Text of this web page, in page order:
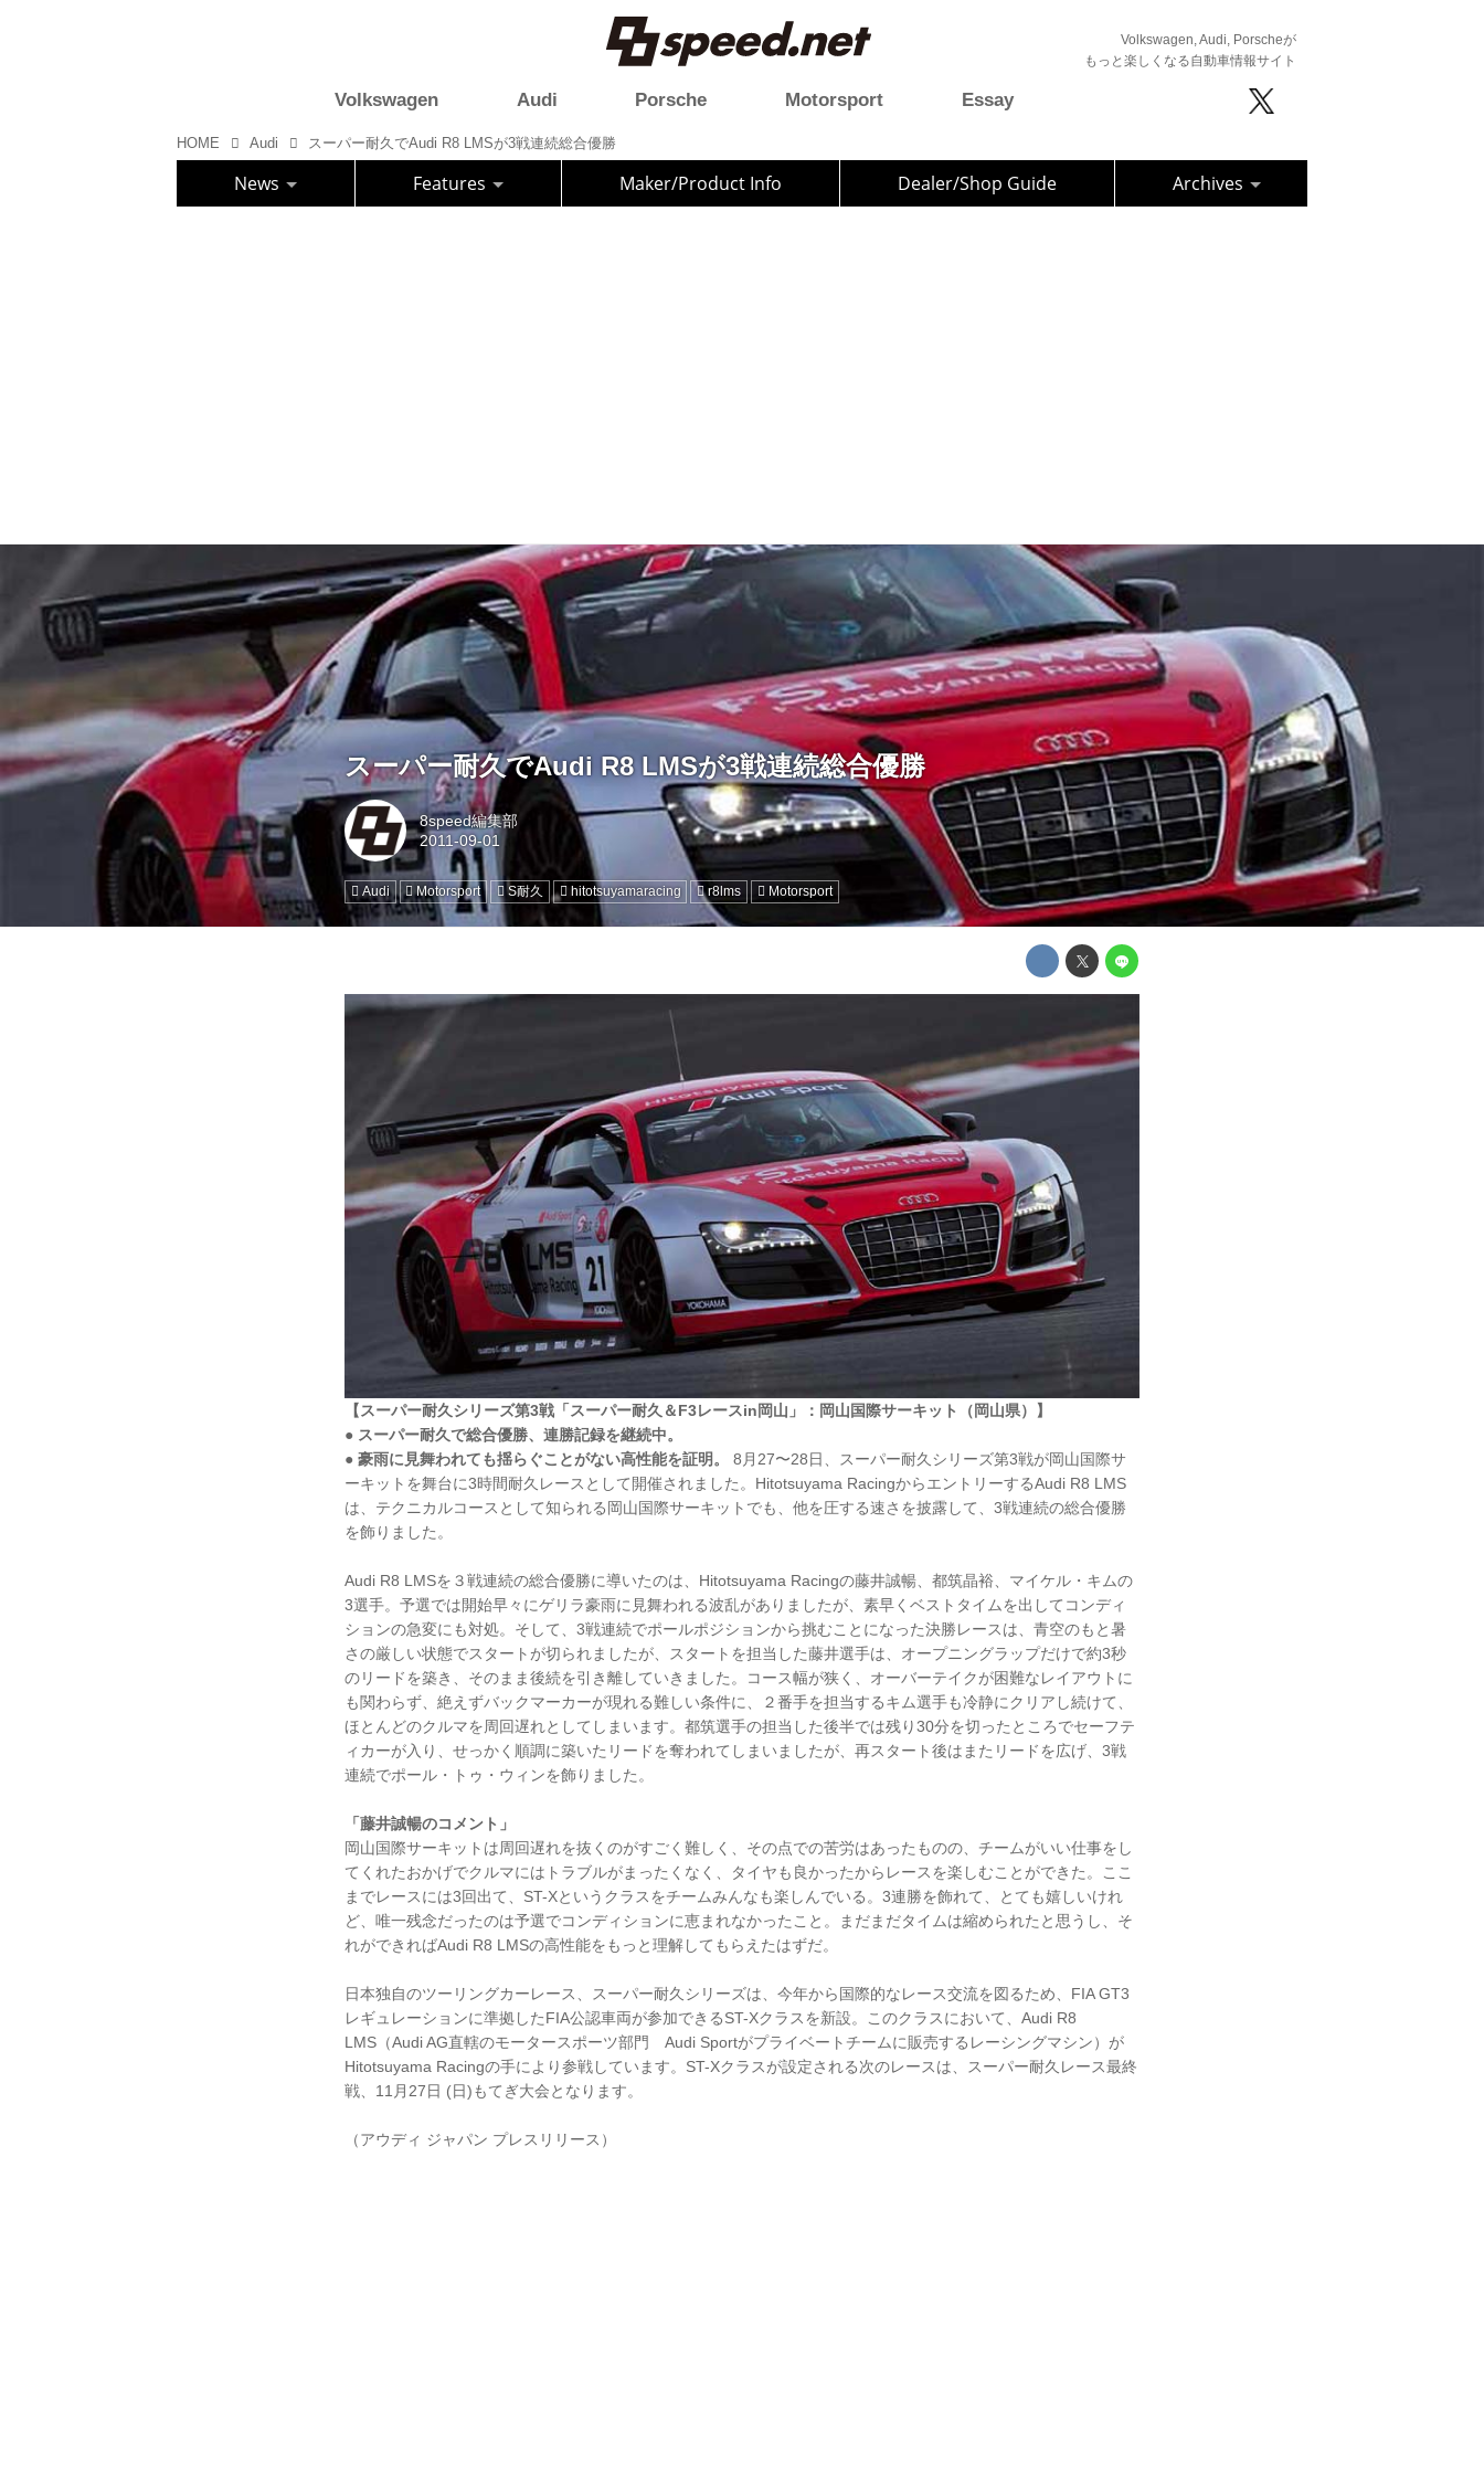
Volkswagen, Audi, Porscheが
もっと楽しくなる自動車情報サイト
Volkswagen Audi Porsche Motorsport Essay
HOME Audi スーパー耐久でAudi R8 LMSが3戦連続総合優勝
News Features Maker/Product Info Dealer/Shop Guide Archives
スーパー耐久でAudi R8 LMSが3戦連続総合優勝
8speed編集部
Audi Motorsport S耐久 hitotsuyamaracing r8lms Motorsport
【スーパー耐久シリーズ第3戦「スーパー耐久＆F3レースin岡山」：岡山国際サーキット（岡山県）】
● スーパー耐久で総合優勝、連勝記録を継続中。
● 豪雨に見舞われても揺らぐことがない高性能を証明。
8月27〜28日、スーパー耐久シリーズ第3戦が岡山国際サ
ーキットを舞台に3時間耐久レースとして開催されました。Hitotsuyama RacingからエントリーするAudi R8 LMS
は、テクニカルコースとして知られる岡山国際サーキットでも、他を圧する速さを披露して、3戦連続の総合優勝
を飾りました。
Audi R8 LMSを３戦連続の総合優勝に導いたのは、Hitotsuyama Racingの藤井誠暢、都筑晶裕、マイケル・キムの
3選手。予選では開始早々にゲリラ豪雨に見舞われる波乱がありましたが、素早くベストタイムを出してコンディ
ションの急変にも対処。そして、3戦連続でポールポジションから挑むことになった決勝レースは、青空のもと暑
さの厳しい状態でスタートが切られましたが、スタートを担当した藤井選手は、オープニングラップだけで約3秒
のリードを築き、そのまま後続を引き離していきました。コース幅が狭く、オーバーテイクが困難なレイアウトに
も関わらず、絶えずバックマーカーが現れる難しい条件に、２番手を担当するキム選手も冷静にクリアし続けて、
ほとんどのクルマを周回遅れとしてしまいます。都筑選手の担当した後半では残り30分を切ったところでセーフテ
ィカーが入り、せっかく順調に築いたリードを奪われてしまいましたが、再スタート後はまたリードを広げ、3戦
連続でポール・トゥ・ウィンを飾りました。
「藤井誠暢のコメント」
岡山国際サーキットは周回遅れを抜くのがすごく難しく、その点での苦労はあったものの、チームがいい仕事をし
てくれたおかげでクルマにはトラブルがまったくなく、タイヤも良かったからレースを楽しむことができた。ここ
までレースには3回出て、ST-Xというクラスをチームみんなも楽しんでいる。3連勝を飾れて、とても嬉しいけれ
ど、唯一残念だったのは予選でコンディションに恵まれなかったこと。まだまだタイムは縮められたと思うし、そ
れができればAudi R8 LMSの高性能をもっと理解してもらえたはずだ。
日本独自のツーリングカーレース、スーパー耐久シリーズは、今年から国際的なレース交流を図るため、FIA GT3
レギュレーションに準拠したFIA公認車両が参加できるST-Xクラスを新設。このクラスにおいて、Audi R8
LMS（Audi AG直轄のモータースポーツ部門 Audi Sportがプライベートチームに販売するレーシングマシン）が
Hitotsuyama Racingの手により参戦しています。ST-Xクラスが設定される次のレースは、スーパー耐久レース最終
戦、11月27日 (日)もてぎ大会となります。
（アウディ ジャパン プレスリリース）